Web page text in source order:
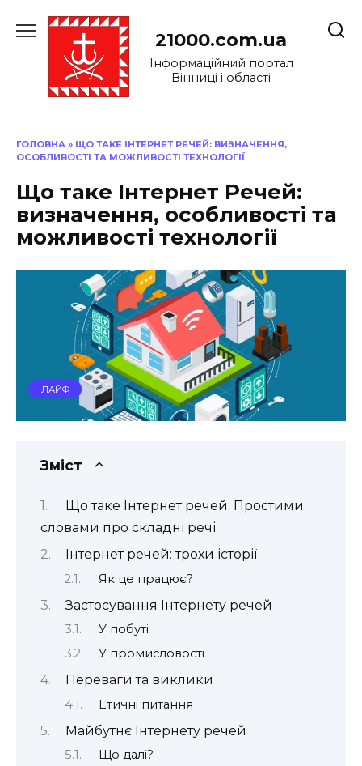
до
21000.com.ua
Інформаційний портал
Вінниці і області
ГОЛОВНА » ЩО ТАКЕ ІНТЕРНЕТ РЕЧЕЙ: ВИЗНАЧЕННЯ,
ОСОБЛИВОСТІ ТА МОЖЛИВОСТІ ТЕХНОЛОГІЇ
Що таке Інтернет Речей:
визначення, особливості та
можливості технології
ЛАЙФ
Зміст
Що таке Інтернет речей: Простими
словами про складні речі
Інтернет речей: трохи історії
Як це працює?
Застосування Інтернету речей
У побуті
У промисловості
Переваги та виклики
Етичні питання
Майбутнє Інтернету речей
Що далі?